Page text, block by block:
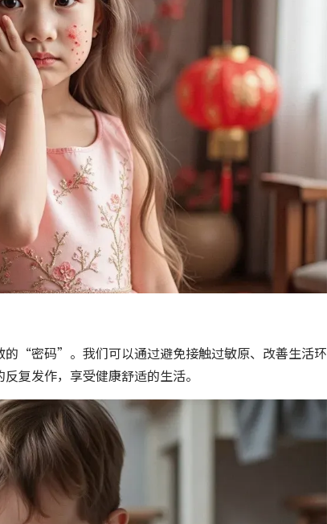
的“密码”。我们可以通过避免接触过敏原、改善生活环
复发作，享受健康舒适的生活。